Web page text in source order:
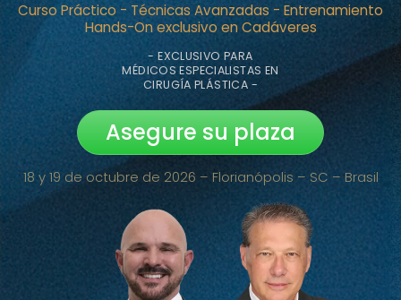
Curso Práctico - Técnicas Avanzadas - Entrenamiento
Hands-On exclusivo en Cadáveres
- EXCLUSIVO PARA
MÉDICOS ESPECIALISTAS EN
CIRUGÍA PLÁSTICA -
Asegure su plaza
18 y 19 de octubre de 2026 – Florianópolis – SC – Brasil